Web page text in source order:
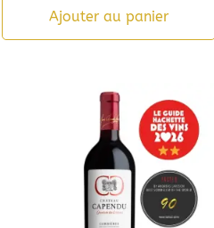
Ajouter au panier